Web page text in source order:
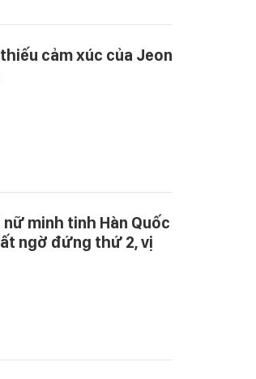
cảm xúc của Jeon
minh tinh Hàn Quốc
ngờ đứng thứ 2, vị